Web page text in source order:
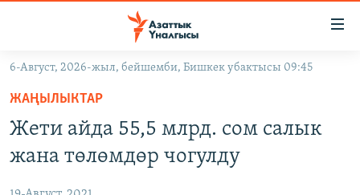
Навигацияга
өтүңүз
Издөөгө
салыңыз
6-Август, 2026-жыл, бейшемби, Бишкек убактысы 09:45
ЖАҢЫЛЫКТАР
Жети айда 55,5 млрд. сом салык
жана төлөмдөр чогулду